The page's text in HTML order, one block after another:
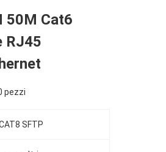
50M Cat6
RJ45
pezzi
SFTP